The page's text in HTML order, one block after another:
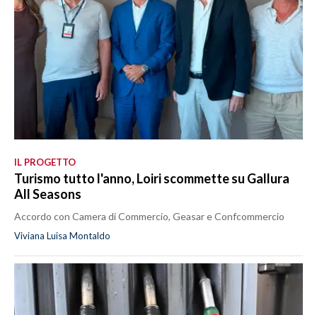
IL PROGETTO
Turismo tutto l'anno, Loiri scommette su Gallura
All Seasons
Accordo con Camera di Commercio, Geasar e Confcommercio
Viviana Luisa Montaldo